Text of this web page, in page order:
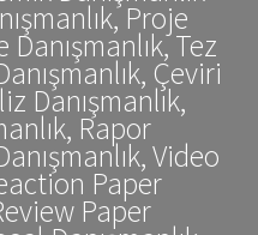
Proje
Danışmanlık, Tez
Çeviri
Danışmanlık,
Rapor
Video
Paper
Paper